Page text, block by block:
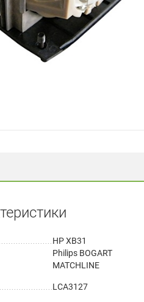
HP XB31
Philips BOGART
MATCHLINE
LCA3127